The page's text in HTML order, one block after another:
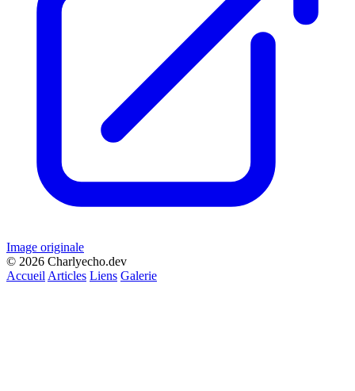
Image originale
© 2026 Charlyecho.dev
Accueil Articles Liens Galerie